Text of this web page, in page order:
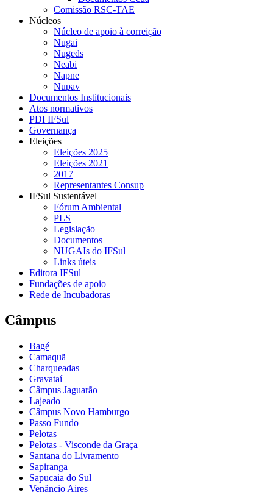
Comissão RSC-TAE
Núcleos
Núcleo de apoio à correição
Nugai
Nugeds
Neabi
Napne
Nupav
Documentos Institucionais
Atos normativos
PDI IFSul
Governança
Eleições
Eleições 2025
Eleições 2021
2017
Representantes Consup
IFSul Sustentável
Fórum Ambiental
PLS
Legislação
Documentos
NUGAIs do IFSul
Links úteis
Editora IFSul
Fundações de apoio
Rede de Incubadoras
Câmpus
Bagé
Camaquã
Charqueadas
Gravataí
Câmpus Jaguarão
Lajeado
Câmpus Novo Hamburgo
Passo Fundo
Pelotas
Pelotas - Visconde da Graça
Santana do Livramento
Sapiranga
Sapucaia do Sul
Venâncio Aires